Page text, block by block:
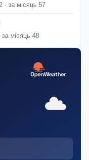
· за місяць 57
за місяць 48